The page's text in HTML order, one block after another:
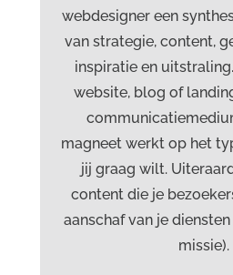
webdesigner een
van strategie, content,
inspiratie en
website, blog of
magneet werkt op het
jij graag wilt.
content die je
aanschaf van je
missie).